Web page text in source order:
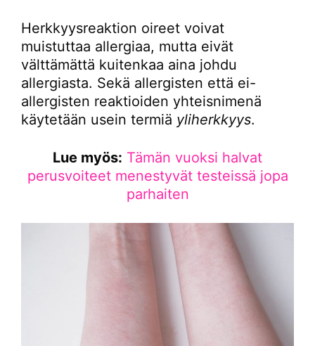
Herkkyysreaktion oireet voivat
muistuttaa allergiaa, mutta eivät
välttämättä kuitenkaa aina johdu
allergiasta. Sekä allergisten että ei-
allergisten reaktioiden yhteisnimenä
käytetään usein termiä yliherkkyys.
Lue myös: Tämän vuoksi halvat
perusvoiteet menestyvät testeissä jopa
parhaiten